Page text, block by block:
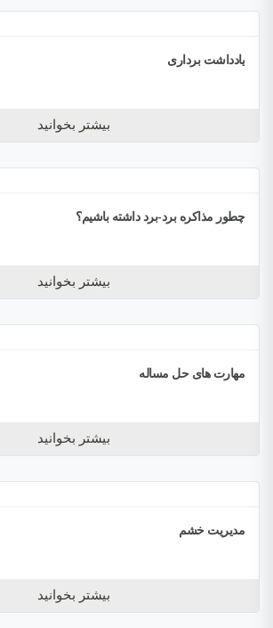
یادداشت برداری
بیشتر بخوانید
چطور مذاکره برد-برد داشته باشیم؟
بیشتر بخوانید
مهارت های حل مساله
بیشتر بخوانید
مدیریت خشم
بیشتر بخوانید